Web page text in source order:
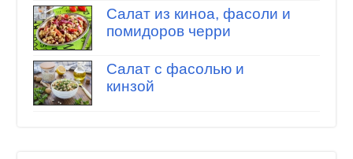
Салат из киноа, фасоли и
помидоров черри
Салат с фасолью и
кинзой